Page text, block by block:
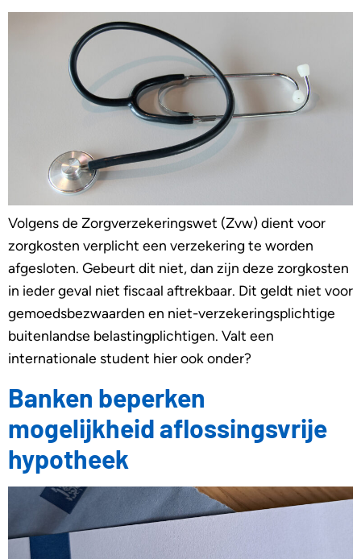
Volgens de Zorgverzekeringswet (Zvw) dient voor
zorgkosten verplicht een verzekering te worden
afgesloten. Gebeurt dit niet, dan zijn deze zorgkosten
in ieder geval niet fiscaal aftrekbaar. Dit geldt niet voor
gemoedsbezwaarden en niet-verzekeringsplichtige
buitenlandse belastingplichtigen. Valt een
internationale student hier ook onder?
Banken beperken
mogelijkheid aflossingsvrije
hypotheek